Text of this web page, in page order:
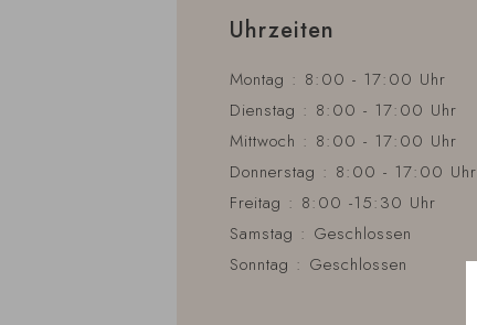
Uhrzeiten
Montag : 8:00 - 17:00 Uhr
Dienstag : 8:00 - 17:00 Uhr
Mittwoch : 8:00 - 17:00 Uhr
Donnerstag : 8:00 - 17:00 Uhr
Freitag : 8:00 -15:30 Uhr
Samstag : Geschlossen
Sonntag : Geschlossen